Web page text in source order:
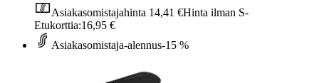
Asiakasomistajahinta 14,41 €Hinta ilman S-
Etukorttia:16,95 €
Asiakasomistaja-alennus-15 %